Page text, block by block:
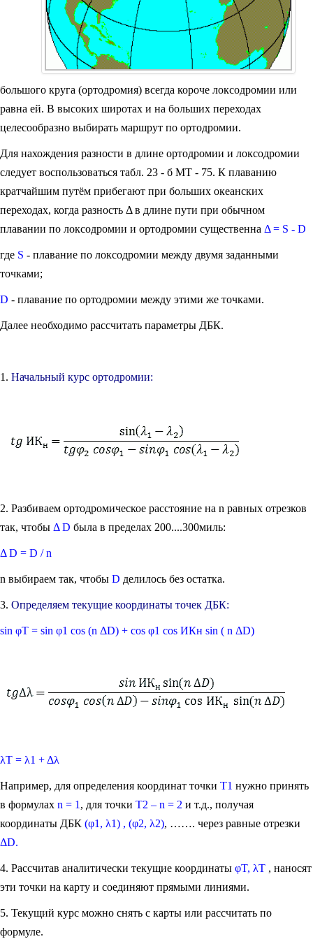
большого круга (ортодромия) всегда короче локсодромии или
равна ей. В высоких широтах и на больших переходах
целесообразно выбирать маршрут по ортодромии.
Для нахождения разности в длине ортодромии и локсодромии
следует воспользоваться табл. 23 - б МТ - 75. К плаванию
кратчайшим путём прибегают при больших океанских
переходах, когда разность Δ в длине пути при обычном
плавании по локсодромии и ортодромии существенна Δ = S - D
где S - плавание по локсодромии между двумя заданными
точками;
D - плавание по ортодромии между этими же точками.
Далее необходимо рассчитать параметры ДБК.
1. Начальный курс ортодромии:
2. Разбиваем ортодромическое расстояние на n равных отрезков
так, чтобы Δ D была в пределах 200....300миль:
Δ D = D / n
n выбираем так, чтобы D делилось без остатка.
3. Определяем текущие координаты точек ДБК:
sin φT = sin φ1 cos (n ΔD) + cos φ1 cos ИКн sin ( n ΔD)
λT = λ1 + Δλ
Например, для определения координат точки T1 нужно принять
в формулах n = 1 , для точки Т2 – n = 2 и т.д., получая
координаты ДБК (φ1, λ1) , (φ2, λ2), ……. через равные отрезки
ΔD.
4. Рассчитав аналитически текущие координаты φT, λT , наносят
эти точки на карту и соединяют прямыми линиями.
5. Текущий курс можно снять с карты или рассчитать по
формуле.